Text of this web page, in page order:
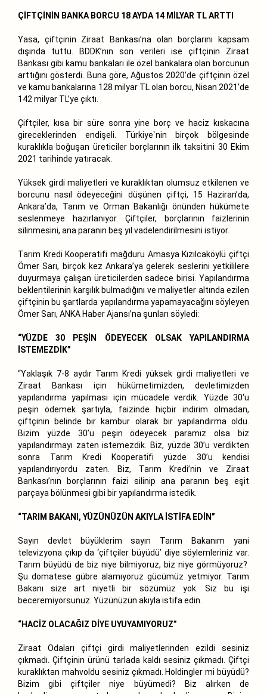
ÇİFTÇİNİN BANKA BORCU 18 AYDA 14 MİLYAR TL ARTTI
Yasa, çiftçinin Ziraat Bankası’na olan borçlarını kapsam
dışında tuttu. BDDK’nın son verileri ise çiftçinin Ziraat
Bankası gibi kamu bankaları ile özel bankalara olan borcunun
arttığını gösterdi. Buna göre, Ağustos 2020’de çiftçinin özel
ve kamu bankalarına 128 milyar TL olan borcu, Nisan 2021’de
142 milyar TL’ye çıktı.
Çiftçiler, kısa bir süre sonra yine borç ve haciz kıskacına
gireceklerinden endişeli. Türkiye`nin birçok bölgesinde
kuraklıkla boğuşan üreticiler borçlarının ilk taksitini 30 Ekim
2021 tarihinde yatıracak.
Yüksek girdi maliyetleri ve kuraklıktan olumsuz etkilenen ve
borcunu nasıl ödeyeceğini düşünen çiftçi, 15 Haziran’da,
Ankara’da, Tarım ve Orman Bakanlığı önünden hükümete
seslenmeye hazırlanıyor. Çiftçiler, borçlarının faizlerinin
silinmesini, ana paranın beş yıl vadelendirilmesini istiyor.
Tarım Kredi Kooperatifi mağduru Amasya Kızılcaköylü çiftçi
Ömer Sarı, birçok kez Ankara’ya gelerek seslerini yetkililere
duyurmaya çalışan üreticilerden sadece birisi. Yapılandırma
beklentilerinin karşılık bulmadığını ve maliyetler altında ezilen
çiftçinin bu şartlarda yapılandırma yapamayacağını söyleyen
Ömer Sarı, ANKA Haber Ajansı’na şunları söyledi:
“YÜZDE 30 PEŞİN ÖDEYECEK OLSAK YAPILANDIRMA
İSTEMEZDİK”
“Yaklaşık 7-8 aydır Tarım Kredi yüksek girdi maliyetleri ve
Ziraat Bankası için hükümetimizden, devletimizden
yapılandırma yapılması için mücadele verdik. Yüzde 30‘u
peşin ödemek şartıyla, faizinde hiçbir indirim olmadan,
çiftçinin belinde bir kambur olarak bir yapılandırma oldu.
Bizim yüzde 30’u peşin ödeyecek paramız olsa biz
yapılandırmayı zaten istemezdik. Biz, yüzde 30’u verdikten
sonra Tarım Kredi Kooperatifi yüzde 30’u kendisi
yapılandırıyordu zaten. Biz, Tarım Kredi’nin ve Ziraat
Bankası’nın borçlarının faizi silinip ana paranın beş eşit
parçaya bölünmesi gibi bir yapılandırma istedik.
“TARIM BAKANI, YÜZÜNÜZÜN AKIYLA İSTİFA EDİN”
Sayın devlet büyüklerim sayın Tarım Bakanım yani
televizyona çıkıp da ‘çiftçiler büyüdü’ diye söylemleriniz var.
Tarım büyüdü de biz niye bilmiyoruz, biz niye görmüyoruz?
Şu domatese gübre alamıyoruz gücümüz yetmiyor. Tarım
Bakanı size art niyetli bir sözümüz yok. Siz bu işi
beceremiyorsunuz. Yüzünüzün akıyla istifa edin.
“HACİZ OLACAĞIZ DİYE UYUYAMIYORUZ”
Ziraat Odaları çiftçi girdi maliyetlerinden ezildi sesiniz
çıkmadı. Çiftçinin ürünü tarlada kaldı sesiniz çıkmadı. Çiftçi
kuraklıktan mahvoldu sesiniz çıkmadı. Holdingler mi büyüdü?
Bizim gibi çiftçiler niye büyümedi? Biz alırken de